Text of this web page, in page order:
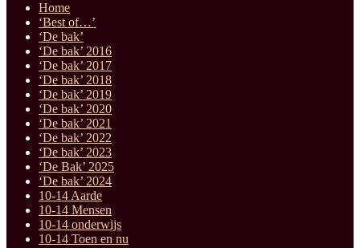
Home
‘Best of…’
‘De bak’
‘De bak’ 2016
‘De bak’ 2017
‘De bak’ 2018
‘De bak’ 2019
‘De bak’ 2020
‘De bak’ 2021
‘De bak’ 2022
‘De bak’ 2023
‘De Bak’ 2025
‘De bak’ 2024
10-14 Aarde
10-14 Mensen
10-14 onderwijs
10-14 Toen en nu